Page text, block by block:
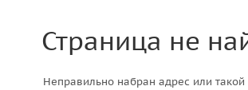
Страница не
Неправильно набран адрес или